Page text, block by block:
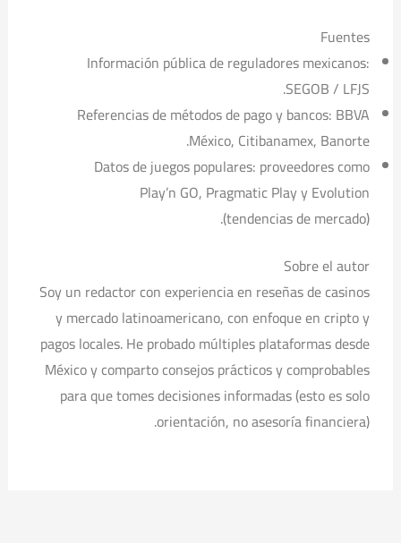
Fuentes
Información pública de reguladores mexicanos:
SEGOB / LFJS.
Referencias de métodos de pago y bancos: BBVA
México, Citibanamex, Banorte.
Datos de juegos populares: proveedores como
Play’n GO, Pragmatic Play y Evolution
(tendencias de mercado).
Sobre el autor
Soy un redactor con experiencia en reseñas de casinos
y mercado latinoamericano, con enfoque en cripto y
pagos locales. He probado múltiples plataformas desde
México y comparto consejos prácticos y comprobables
para que tomes decisiones informadas (esto es solo
orientación, no asesoría financiera).